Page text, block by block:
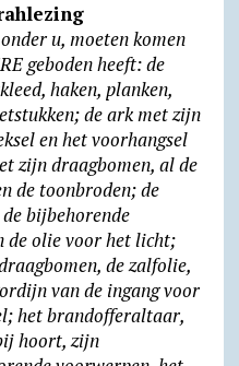
u, moeten komen
geboden heeft: de
haken, planken,
de ark met zijn
en het voorhangsel
zijn draagbomen, al de
de toonbroden; de
bijbehorende
de olie voor het licht;
de zalfolie,
van de ingang voor
het brandofferaltaar,
hoort, zijn